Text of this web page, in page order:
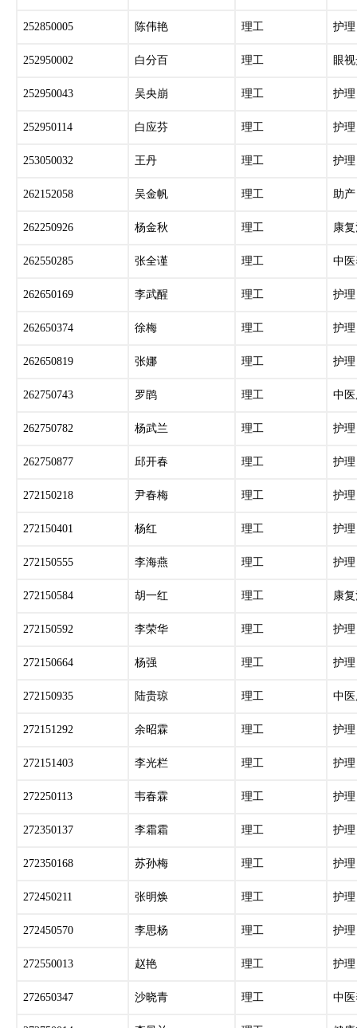
252850005 陈伟艳 理工 护理
252950002 白分百 理工 眼
252950043 吴央崩 理工 护理
252950114 白应芬 理工 护理
253050032 王丹 理工 护理
262152058 吴金帆 理工 助产
262250926 杨金秋 理工 康
262550285 张全谨 理工 中
262650169 李武醒 理工 护理
262650374 徐梅 理工 护理
262650819 张娜 理工 护理
262750743 罗鹍 理工 中
262750782 杨武兰 理工 护理
262750877 邱开春 理工 护理
272150218 尹春梅 理工 护理
272150401 杨红 理工 护理
272150555 李海燕 理工 护理
272150584 胡一红 理工 康
272150592 李荣华 理工 护理
272150664 杨强 理工 护理
272150935 陆贵琼 理工 中
272151292 余昭霖 理工 护理
272151403 李光栏 理工 护理
272250113 韦春霖 理工 护理
272350137 李霜霜 理工 护理
272350168 苏孙梅 理工 护理
272450211 张明焕 理工 护理
272450570 李思杨 理工 护理
272550013 赵艳 理工 护理
272650347 沙晓青 理工 中